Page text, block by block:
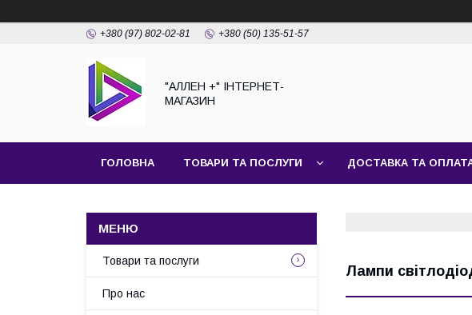
+380 (97) 802-02-81 +380 (50) 135-51-57
"АЛЛЕН +" ІНТЕРНЕТ-
МАГАЗИН
ГОЛОВНА ТОВАРИ ТА ПОСЛУГИ ДОСТАВКА ТА
Лампи
Товари та послуги
Про нас